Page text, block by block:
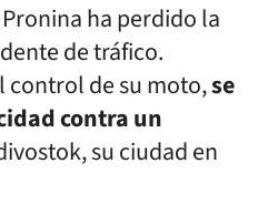
ha perdido la
de tráfico.
control de su moto,se
contra un
su ciudad en